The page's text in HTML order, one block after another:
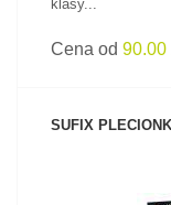
klasy...
Cena od 90.00
SUFIX